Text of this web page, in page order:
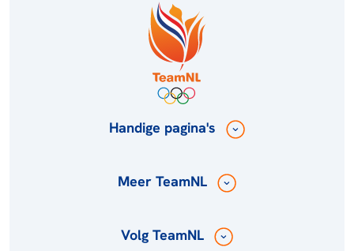
Handige pagina's
Meer TeamNL
Volg TeamNL